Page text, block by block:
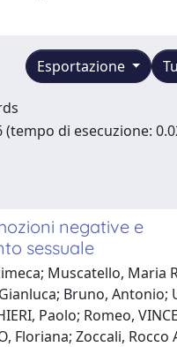
Esportazione
(tempo di esecuzione:
negative e
sessuale
Muscatello, Maria
Bruno, Antonio;
Paolo; Romeo,
Floriana; Zoccali, Rocco